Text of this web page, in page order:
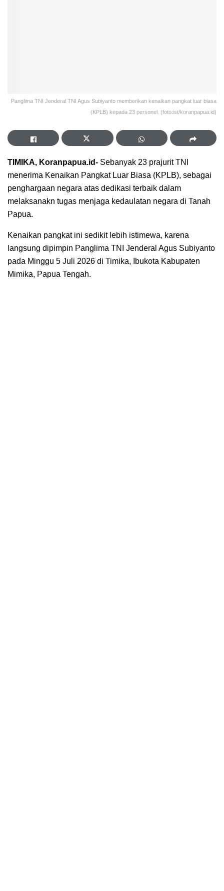
Panglima TNI Jenderal TNI Agus Subiyanto memberikan kenaikan pangkat luar biasa
(KPLB) kepada 23 personel. (foto:ist/koranpapua.id)
TIMIKA, Koranpapua.id- Sebanyak 23 prajurit TNI
menerima Kenaikan Pangkat Luar Biasa (KPLB), sebagai
penghargaan negara atas dedikasi terbaik dalam
melaksanakn tugas menjaga kedaulatan negara di Tanah
Papua.
Kenaikan pangkat ini sedikit lebih istimewa, karena
langsung dipimpin Panglima TNI Jenderal Agus Subiyanto
pada Minggu 5 Juli 2026 di Timika, Ibukota Kabupaten
Mimika, Papua Tengah.